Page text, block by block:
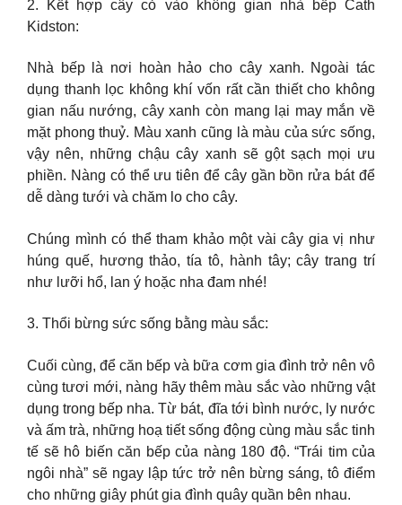
2. Kết hợp cây cỏ vào không gian nhà bếp Cath
Kidston:
Nhà bếp là nơi hoàn hảo cho cây xanh. Ngoài tác
dụng thanh lọc không khí vốn rất cần thiết cho không
gian nấu nướng, cây xanh còn mang lại may mắn về
mặt phong thuỷ. Màu xanh cũng là màu của sức sống,
vậy nên, những chậu cây xanh sẽ gột sạch mọi ưu
phiền. Nàng có thể ưu tiên để cây gần bồn rửa bát để
dễ dàng tưới và chăm lo cho cây.
Chúng mình có thể tham khảo một vài cây gia vị như
húng quế, hương thảo, tía tô, hành tây; cây trang trí
như lưỡi hổ, lan ý hoặc nha đam nhé!
3. Thổi bừng sức sống bằng màu sắc:
Cuối cùng, để căn bếp và bữa cơm gia đình trở nên vô
cùng tươi mới, nàng hãy thêm màu sắc vào những vật
dụng trong bếp nha. Từ bát, đĩa tới bình nước, ly nước
và ấm trà, những hoạ tiết sống động cùng màu sắc tinh
tế sẽ hô biến căn bếp của nàng 180 độ. “Trái tim của
ngôi nhà” sẽ ngay lập tức trở nên bừng sáng, tô điểm
cho những giây phút gia đình quây quần bên nhau.